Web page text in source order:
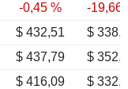
-0,45 %
-19,66
$ 432,51
$
$ 437,79
$
$ 416,09 $